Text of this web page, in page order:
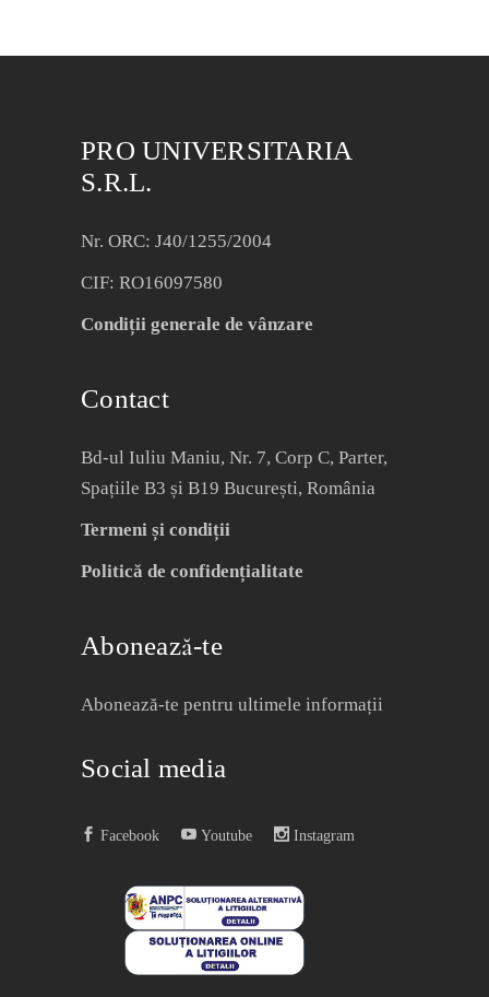
PRO UNIVERSITARIA
S.R.L.
Nr. ORC: J40/1255/2004
CIF: RO16097580
Condiții generale de vânzare
Contact
Bd-ul Iuliu Maniu, Nr. 7, Corp C, Parter,
Spațiile B3 și B19 București, România
Termeni și condiții
Politică de confidențialitate
Abonează-te
Abonează-te pentru ultimele informații
Social media
Facebook Youtube Instagram